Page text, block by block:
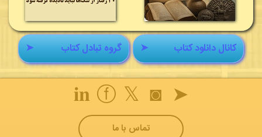
➤ گروه تبادل کتاب ➤ کانال دانلود کتاب
➤
◙
𝕏
ⓕ
𝐢𝐧
تماس با ما